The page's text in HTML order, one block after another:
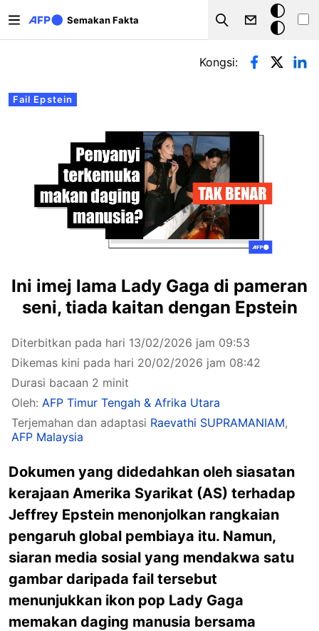
Semakan Fakta
Search
Mod
gelap
Tab-tab utama
Fail Epstein
Kongsi:
Ini imej lama Lady Gaga di pameran
seni, tiada kaitan dengan Epstein
Diterbitkan pada hari 13/02/2026 jam 09:53
Dikemas kini pada hari 20/02/2026 jam 08:42
Durasi bacaan 2 minit
Oleh: AFP Timur Tengah & Afrika Utara
Terjemahan dan adaptasi Raevathi SUPRAMANIAM,
AFP Malaysia
Dokumen yang didedahkan oleh siasatan
kerajaan Amerika Syarikat (AS) terhadap
Jeffrey Epstein menonjolkan rangkaian
pengaruh global pembiaya itu. Namun,
siaran media sosial yang mendakwa satu
gambar daripada fail tersebut
menunjukkan ikon pop Lady Gaga
memakan daging manusia bersama